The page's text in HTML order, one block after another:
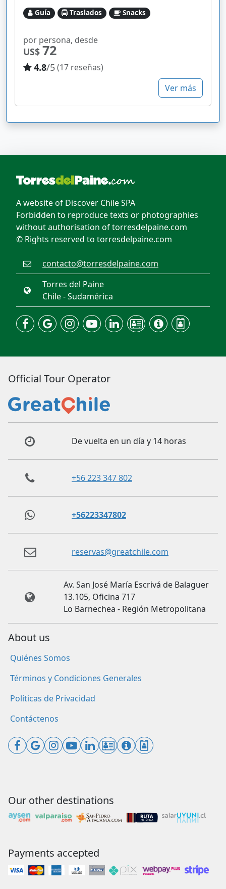
Guía Traslados Snacks
por persona, desde
US$ 72
4.8/5(17 reseñas)
Ver más
A website of Discover Chile SPA
Forbidden to reproduce texts or photographies
without authorisation of torresdelpaine.com
© Rights reserved to torresdelpaine.com
contacto@torresdelpaine.com
Torres del Paine
Chile - Sudamérica
Official Tour Operator
De vuelta en un día y 14 horas
+56 223 347 802
+56223347802
reservas@greatchile.com
Av. San José María Escrivá de Balaguer
13.105, Oficina 717
Lo Barnechea - Región Metropolitana
About us
Quiénes Somos
Términos y Condiciones Generales
Políticas de Privacidad
Contáctenos
Our other destinations
Payments accepted